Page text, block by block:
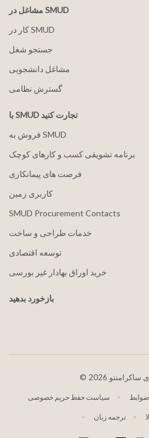
مشاغل در SMUD
کار در SMUD
جستجو شغل
مشاغل دانشجویی
گسترش نظامی
با SMUD تجارت کنید
فروش به SMUD
برنامه تشویقی کسب و کارهای کوچک
فرصت های پیمانکاری
کاربری زمین
SMUD Procurement Contacts
خدمات طراحی و ساخت
توسعه اقتصادی
خرید اوراق بهادار غیر بورسی
بازخورد بدهید
© ساکرامنتو
سیاست حفظ حریم خصوصی
ترجمه زبان